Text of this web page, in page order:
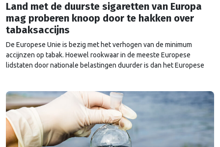
Land met de duurste sigaretten van Europa
mag proberen knoop door te hakken over
tabaksaccijns
De Europese Unie is bezig met het verhogen van de minimum
accijnzen op tabak. Hoewel rookwaar in de meeste Europese
lidstaten door nationale belastingen duurder is dan het Europese